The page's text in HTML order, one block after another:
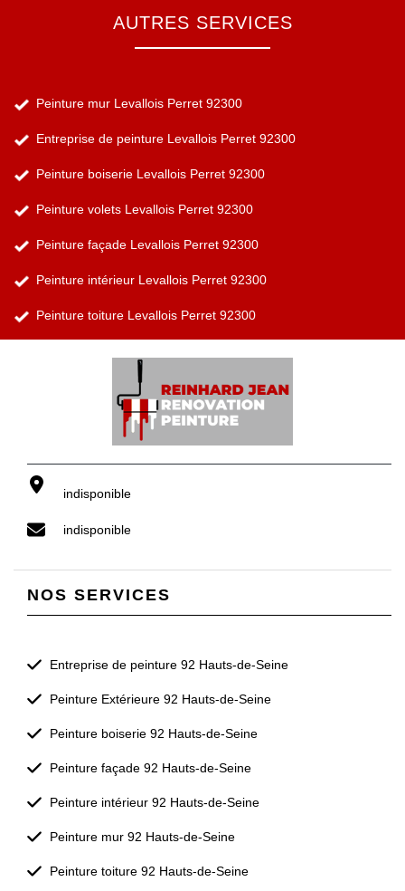
AUTRES SERVICES
Peinture mur Levallois Perret 92300
Entreprise de peinture Levallois Perret 92300
Peinture boiserie Levallois Perret 92300
Peinture volets Levallois Perret 92300
Peinture façade Levallois Perret 92300
Peinture intérieur Levallois Perret 92300
Peinture toiture Levallois Perret 92300
indisponible
indisponible
NOS SERVICES
Entreprise de peinture 92 Hauts-de-Seine
Peinture Extérieure 92 Hauts-de-Seine
Peinture boiserie 92 Hauts-de-Seine
Peinture façade 92 Hauts-de-Seine
Peinture intérieur 92 Hauts-de-Seine
Peinture mur 92 Hauts-de-Seine
Peinture toiture 92 Hauts-de-Seine